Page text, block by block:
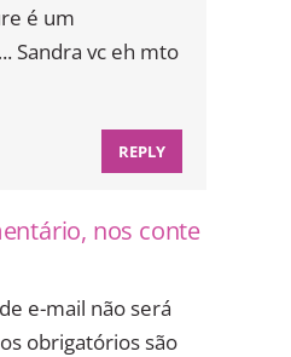
é um
Sandra vc eh mto
REPLY
nos conte
e-mail não será
obrigatórios são